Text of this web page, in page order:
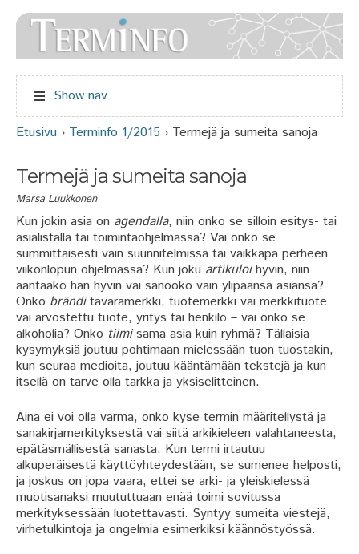
Jump to navigation
Show nav
Etusivu › Terminfo 1/2015 › Termejä ja sumeita sanoja
Termejä ja sumeita sanoja
Marsa Luukkonen
Kun jokin asia on agendalla, niin onko se silloin esitys- tai
asialistalla tai toimintaohjelmassa? Vai onko se
summittaisesti vain suunnitelmissa tai vaikkapa perheen
viikonlopun ohjelmassa? Kun joku artikuloihyvin, niin
ääntääkö hän hyvin vai sanooko vain ylipäänsä asiansa?
Onko bränditavaramerkki, tuotemerkki vai merkkituote
vai arvostettu tuote, yritys tai henkilö – vai onko se
alkoholia? Onko tiimisama asia kuin ryhmä? Tällaisia
kysymyksiä joutuu pohtimaan mielessään tuon tuostakin,
kun seuraa medioita, joutuu kääntämään tekstejä ja kun
itsellä on tarve olla tarkka ja yksiselitteinen.
Aina ei voi olla varma, onko kyse termin määritellystä ja
sanakirjamerkityksestä vai siitä arkikieleen valahtaneesta,
epätäsmällisestä sanasta. Kun termi irtautuu
alkuperäisestä käyttöyhteydestään, se sumenee helposti,
ja joskus on jopa vaara, ettei se arki- ja yleiskielessä
muotisanaksi muututtuaan enää toimi sovitussa
merkityksessään luotettavasti. Syntyy sumeita viestejä,
virhetulkintoja ja ongelmia esimerkiksi käännöstyössä.